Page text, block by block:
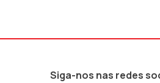
Siga-nos nas redes